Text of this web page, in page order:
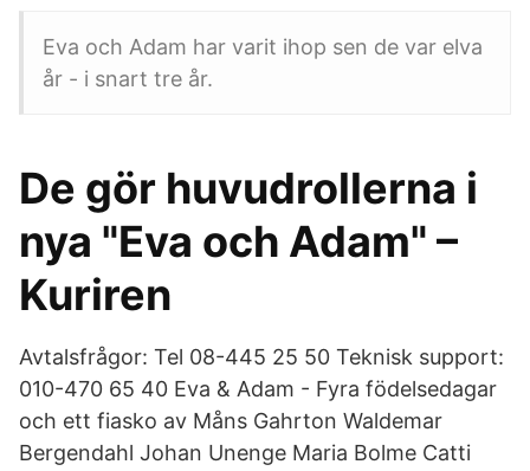
Eva och Adam har varit ihop sen de var elva
år - i snart tre år.
De gör huvudrollerna i
nya "Eva och Adam" –
Kuriren
Avtalsfrågor: Tel 08-445 25 50 Teknisk support:
010-470 65 40 Eva & Adam - Fyra födelsedagar
och ett fiasko av Måns Gahrton Waldemar
Bergendahl Johan Unenge Maria Bolme Catti